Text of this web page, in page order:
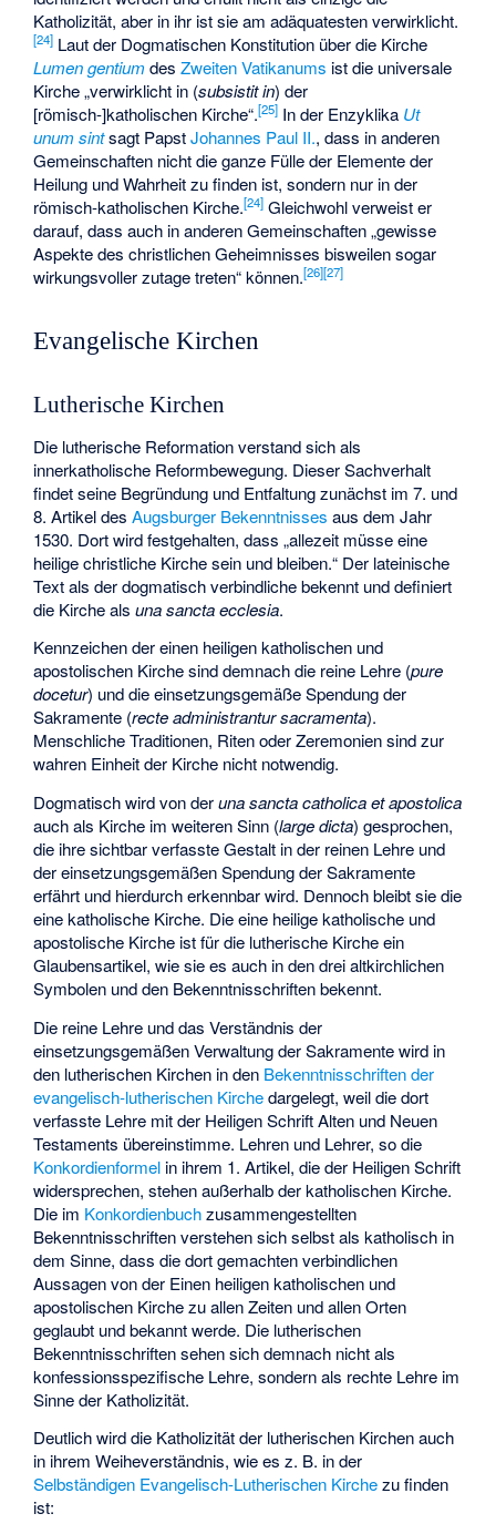
Katholizität, aber in ihr ist sie am adäquatesten verwirklicht.
[24] Laut der Dogmatischen Konstitution über die Kirche
Lumen gentium desZweiten Vatikanums ist die universale
Kirche „verwirklicht in (subsistit in) der
[römisch-]katholischen Kirche“.[25] In der Enzyklika Ut
unum sintsagt PapstJohannes Paul II., dass in anderen
Gemeinschaften nicht die ganze Fülle der Elemente der
Heilung und Wahrheit zu finden ist, sondern nur in der
römisch-katholischen Kirche.[24] Gleichwohl verweist er
darauf, dass auch in anderen Gemeinschaften „gewisse
Aspekte des christlichen Geheimnisses bisweilen sogar
wirkungsvoller zutage treten“ können.[26][27]
Evangelische Kirchen
Lutherische Kirchen
Die lutherische Reformation verstand sich als
innerkatholische Reformbewegung. Dieser Sachverhalt
findet seine Begründung und Entfaltung zunächst im 7. und
8. Artikel desAugsburger Bekenntnisses aus dem Jahr
1530. Dort wird festgehalten, dass „allezeit müsse eine
heilige christliche Kirche sein und bleiben.“ Der lateinische
Text als der dogmatisch verbindliche bekennt und definiert
die Kirche alsuna sancta ecclesia.
Kennzeichen der einen heiligen katholischen und
apostolischen Kirche sind demnach die reine Lehre (pure
docetur) und die einsetzungsgemäße Spendung der
Sakramente (recte administrantur sacramenta).
Menschliche Traditionen, Riten oder Zeremonien sind zur
wahren Einheit der Kirche nicht notwendig.
Dogmatisch wird von deruna sancta catholica et apostolica
auch als Kirche im weiteren Sinn (large dicta) gesprochen,
die ihre sichtbar verfasste Gestalt in der reinen Lehre und
der einsetzungsgemäßen Spendung der Sakramente
erfährt und hierdurch erkennbar wird. Dennoch bleibt sie die
eine katholische Kirche. Die eine heilige katholische und
apostolische Kirche ist für die lutherische Kirche ein
Glaubensartikel, wie sie es auch in den drei altkirchlichen
Symbolen und den Bekenntnisschriften bekennt.
Die reine Lehre und das Verständnis der
einsetzungsgemäßen Verwaltung der Sakramente wird in
den lutherischen Kirchen in den Bekenntnisschriften der
evangelisch-lutherischen Kirchedargelegt, weil die dort
verfasste Lehre mit der Heiligen Schrift Alten und Neuen
Testaments übereinstimme. Lehren und Lehrer, so die
Konkordienformel in ihrem 1. Artikel, die der Heiligen Schrift
widersprechen, stehen außerhalb der katholischen Kirche.
Die im Konkordienbuchzusammengestellten
Bekenntnisschriften verstehen sich selbst als katholisch in
dem Sinne, dass die dort gemachten verbindlichen
Aussagen von der Einen heiligen katholischen und
apostolischen Kirche zu allen Zeiten und allen Orten
geglaubt und bekannt werde. Die lutherischen
Bekenntnisschriften sehen sich demnach nicht als
konfessionsspezifische Lehre, sondern als rechte Lehre im
Sinne der Katholizität.
Deutlich wird die Katholizität der lutherischen Kirchen auch
in ihrem Weiheverständnis, wie es z. B. in der
Selbständigen Evangelisch-Lutherischen Kirchezu finden
ist: